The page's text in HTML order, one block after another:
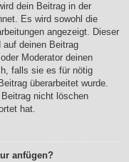
dein Beitrag in der
Es wird sowohl die
angezeigt. Dieser
auf deinen Beitrag
Moderator deinen
falls sie es für nötig
überarbeitet wurde.
nicht löschen
hat.
anfügen?